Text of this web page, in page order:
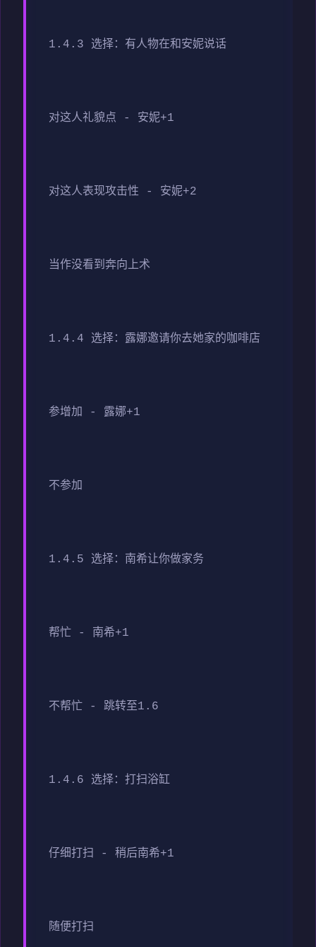
1.4.3 选择：有人物在和安妮说话
对这人礼貌点 - 安妮+1
对这人表现攻击性 - 安妮+2
当作没看到奔向上术
1.4.4 选择：露娜邀请你去她家的咖啡店
参增加 - 露娜+1
不参加
1.4.5 选择：南希让你做家务
帮忙 - 南希+1
不帮忙 - 跳转至1.6
1.4.6 选择：打扫浴缸
仔细打扫 - 稍后南希+1
随便打扫